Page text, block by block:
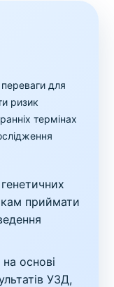
для
ризик
термінах
приймати
основі
УЗД,